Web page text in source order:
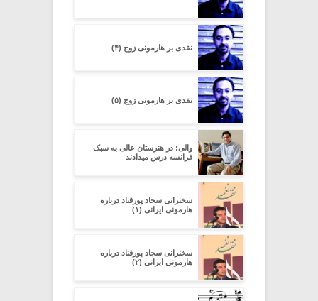
نقدی بر هارمونی زوج (۴)
نقدی بر هارمونی زوج (۵)
والی: در هنرستان عالی به سبک
فرانسه درس میدادند
سخنرانی سجاد پورقناد درباره
هارمونی ایرانی (۱)
سخنرانی سجاد پورقناد درباره
هارمونی ایرانی (۲)